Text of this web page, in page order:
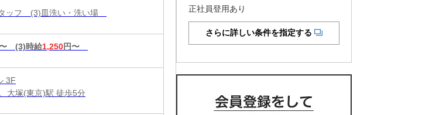
ッフ (3)皿洗い・洗い場
(3)時給1,250円〜
3F
大塚(東京)駅 徒歩5分
正社員登用あり
さらに詳しい条件を指定する